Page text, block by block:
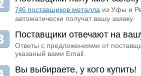
746 поставщиков металла из Уфы и
автоматически получат вашу заявку.
Поставщики отвечают на
Ответы с предложениями от
указаный вами Email.
Вы выбираете, у кого купить!